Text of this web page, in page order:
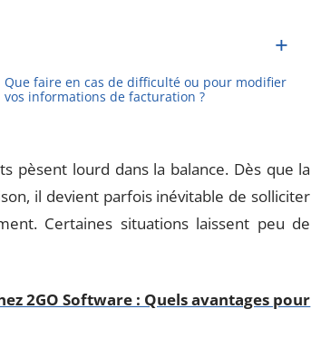
Que faire en cas de difficulté ou pour modifier
vos informations de facturation ?
pèsent lourd dans la balance. Dès que la
il devient parfois inévitable de solliciter
Certaines situations laissent peu de
2GO Software : Quels avantages pour